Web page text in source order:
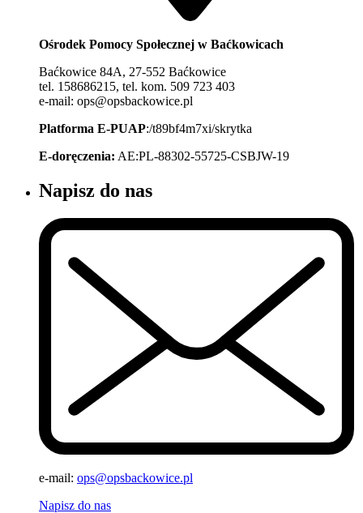
Ośrodek Pomocy Społecznej w Baćkowicach
Baćkowice 84A, 27-552 Baćkowice
tel. 158686215, tel. kom. 509 723 403
e-mail: ops@opsbackowice.pl
Platforma E-PUAP:/t89bf4m7xi/skrytka
E-doręczenia: AE:PL-88302-55725-CSBJW-19
Napisz do nas
e-mail: ops@opsbackowice.pl
Napisz do nas